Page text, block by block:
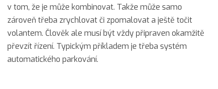
v tom, že je může kombinovat. Takže může samo
zároveň třeba zrychlovat či zpomalovat a ještě točit
volantem. Člověk ale musí být vždy připraven okamžitě
převzít řízení. Typickým příkladem je třeba systém
automatického parkování.